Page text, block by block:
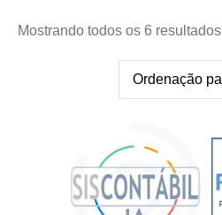
Mostrando todos os 6 resultados